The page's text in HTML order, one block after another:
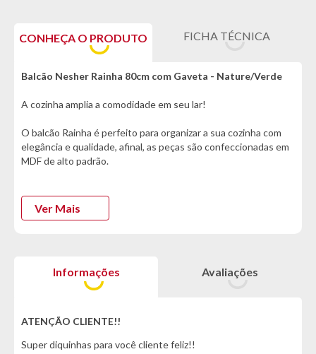
CONHEÇA O PRODUTO FICHA TÉCNICA
Balcão Nesher Rainha 80cm com Gaveta - Nature/Verde
A cozinha amplia a comodidade em seu lar!
O balcão Rainha é perfeito para organizar a sua cozinha com
elegância e qualidade, afinal, as peças são confeccionadas em
MDF de alto padrão.
maiores e ainda, possui corrediça telescópica. As dobradiças
são planejadas para reduzir o impacto devido a sua ação slow
*Características informadas pelo fabricante da marca*
Informações:
- Modelo: Rainha
Ver Mais
Informações Avaliações
ATENÇÃO CLIENTE!!
Super diquinhas para você cliente feliz!!